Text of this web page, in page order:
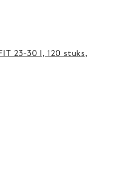
23-30 l, 120 stuks,